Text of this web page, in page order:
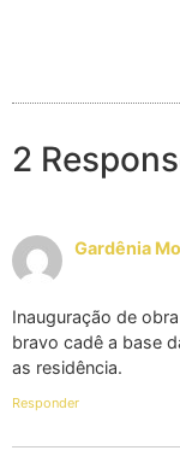
2
Gardênia
Inauguração de
bravo cadê a base
as residência.
Responder